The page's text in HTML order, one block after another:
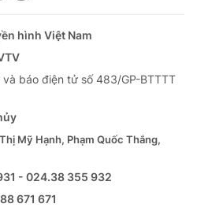
hình Việt Nam
báo điện tử số 483/GP-BTTTT
Mỹ Hạnh, Phạm Quốc Thắng,
- 024.38 355 932
671 671